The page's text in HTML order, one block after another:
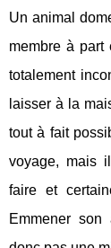
Un animal
membre à part
totalement
laisser à la
tout à fait
voyage, mais
faire et
Emmener son